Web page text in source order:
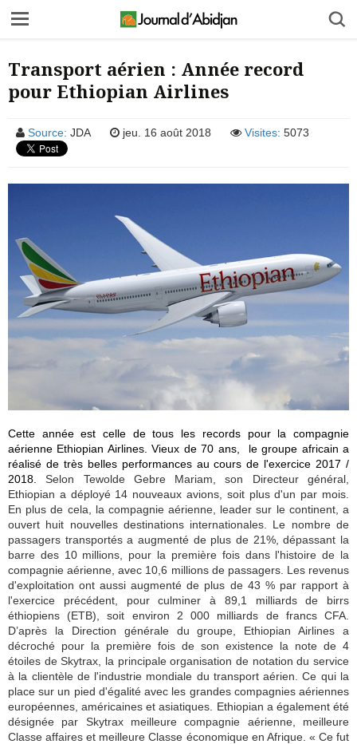
Transport aérien : Année record
pour Ethiopian Airlines
Source: JDA jeu. 16 août 2018 Visites: 5073
Cette année est celle de tous les records pour la compagnie
aérienne Ethiopian Airlines. Vieux de 70 ans, le groupe africain a
réalisé de très belles performances au cours de l'exercice 2017 /
2018.Selon Tewolde Gebre Mariam, son Directeur général,
Ethiopian a déployé 14 nouveaux avions, soit plus d'un par mois.
En plus de cela, la compagnie aérienne, leader sur le continent, a
ouvert huit nouvelles destinations internationales. Le nombre de
passagers transportés a augmenté de plus de 21%, dépassant la
barre des 10 millions, pour la première fois dans l'histoire de la
compagnie aérienne, avec 10,6 millions de passagers. Les revenus
d'exploitation ont aussi augmenté de plus de 43 % par rapport à
l'exercice précédent, pour culminer à 89,1 milliards de birrs
éthiopiens (ETB), soit environ 2 000 milliards de francs CFA.
D’après la Direction générale du groupe, Ethiopian Airlines a
décroché pour la première fois de son existence la note de 4
étoiles de Skytrax, la principale organisation de notation du service
à la clientèle de l'industrie mondiale du transport aérien. Ce qui la
place sur un pied d'égalité avec les grandes compagnies aériennes
européennes, américaines et asiatiques. Ethiopian a également été
désignée par Skytrax meilleure compagnie aérienne, meilleure
Classe affaires et meilleure Classe économique en Afrique. « Ce fut